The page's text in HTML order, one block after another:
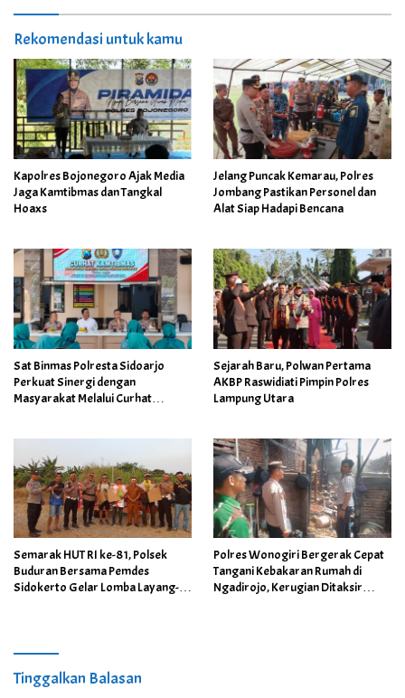
Rekomendasi untuk kamu
Kapolres Bojonegoro Ajak Media
Jaga Kamtibmas dan Tangkal
Hoaxs
Jelang Puncak Kemarau, Polres
Jombang Pastikan Personel dan
Alat Siap Hadapi Bencana
Sat Binmas Polresta Sidoarjo
Perkuat Sinergi dengan
Masyarakat Melalui Curhat
Sejarah Baru, Polwan Pertama
AKBP Raswidiati Pimpin Polres
Lampung Utara
Semarak HUT RI ke-81, Polsek
Buduran Bersama Pemdes
Sidokerto Gelar Lomba Layang-
Polres Wonogiri Bergerak Cepat
Tangani Kebakaran Rumah di
Ngadirojo, Kerugian Ditaksir
Tinggalkan Balasan